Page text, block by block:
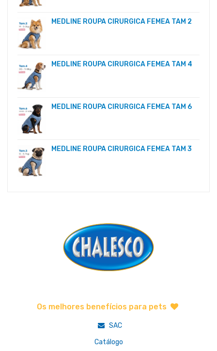
MEDLINE ROUPA CIRURGICA FEMEA TAM 2
MEDLINE ROUPA CIRURGICA FEMEA TAM 4
MEDLINE ROUPA CIRURGICA FEMEA TAM 6
MEDLINE ROUPA CIRURGICA FEMEA TAM 3
Os melhores benefícios para pets
SAC
Catálogo